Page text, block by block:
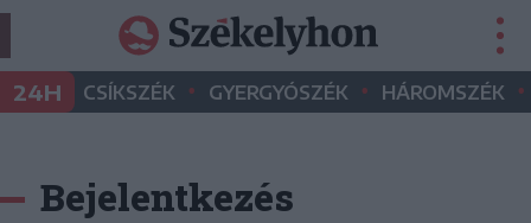
24H CSÍKSZÉK • GYERGYÓSZÉK • HÁROMSZÉK •
Bejelentkezés